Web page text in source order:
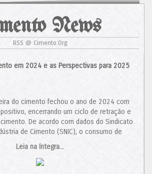
News
RSS @ Cimento.Org
em 2024 e as Perspectivas para 2025
do cimento fechou o ano de 2024 com
encerrando um ciclo de retração e
De acordo com dados do Sindicato
de Cimento (SNIC), o consumo de
milhões de toneladas, um aumento de
a 2023. Esse resultado representa […]
Cimento em 2024 e as Perspectivas para
Leia na íntegra...